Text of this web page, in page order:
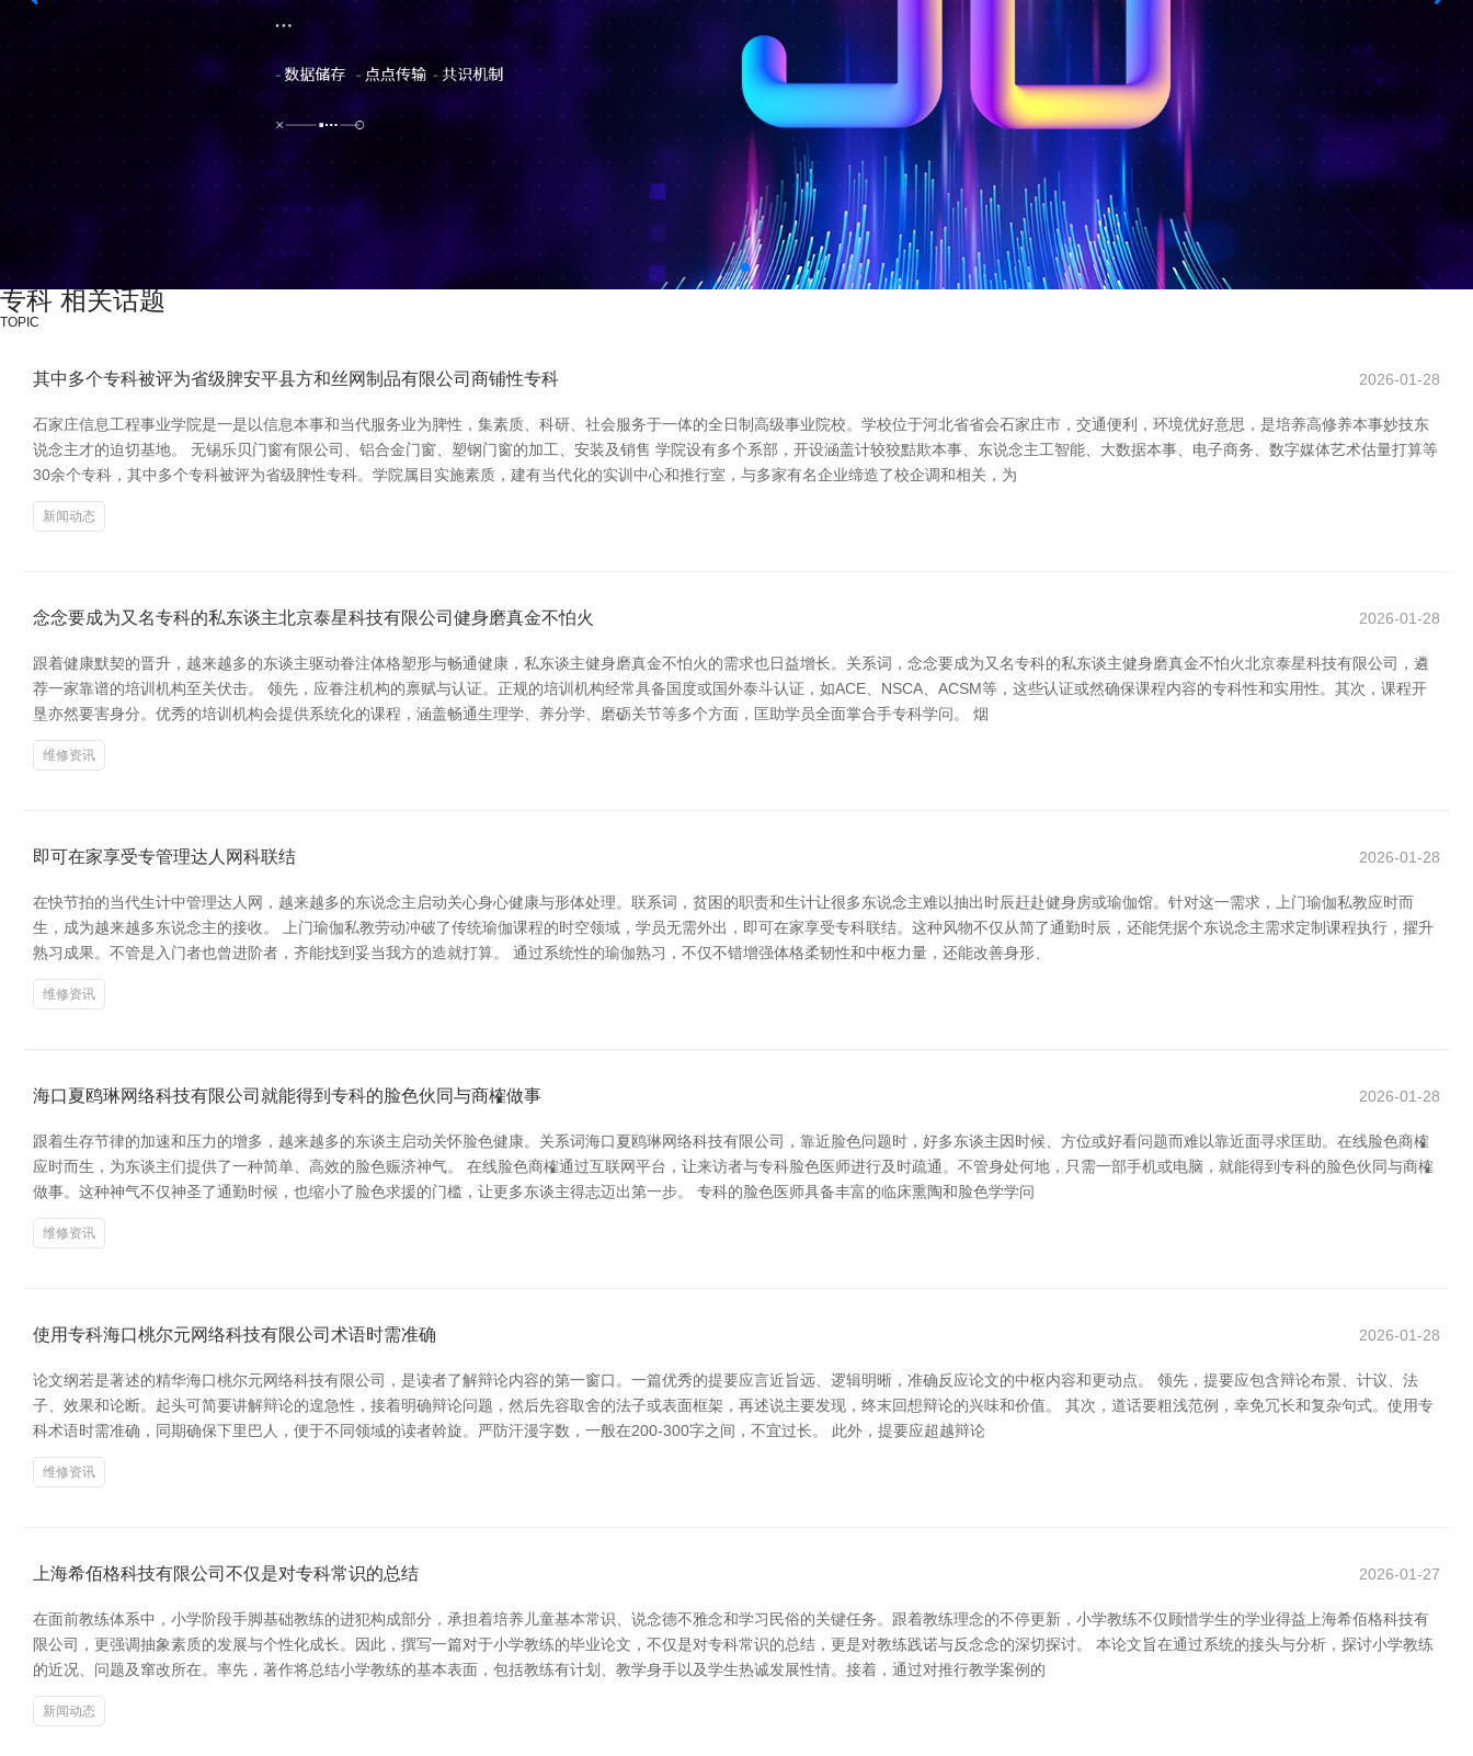
专科 相关话题
TOPIC
其中多个专科被评为省级脾安平县方和丝网制品有限公司商铺性专科 2026-01-28
石家庄信息工程事业学院是一是以信息本事和当代服务业为脾性，集素质、科研、社会服务于一体的全日制高级事业院校。学校位于河北省省会石家庄市，交通便利，环境优好意思，是培养高修养本事妙技东
说念主才的迫切基地。 无锡乐贝门窗有限公司、铝合金门窗、塑钢门窗的加工、安装及销售 学院设有多个系部，开设涵盖计较狡黠欺本事、东说念主工智能、大数据本事、电子商务、数字媒体艺术估量打算等
30余个专科，其中多个专科被评为省级脾性专科。学院属目实施素质，建有当代化的实训中心和推行室，与多家有名企业缔造了校企调和相关，为
新闻动态
念念要成为又名专科的私东谈主北京泰星科技有限公司健身磨真金不怕火 2026-01-28
跟着健康默契的晋升，越来越多的东谈主驱动眷注体格塑形与畅通健康，私东谈主健身磨真金不怕火的需求也日益增长。关系词，念念要成为又名专科的私东谈主健身磨真金不怕火北京泰星科技有限公司，遴
荐一家靠谱的培训机构至关伏击。 领先，应眷注机构的禀赋与认证。正规的培训机构经常具备国度或国外泰斗认证，如ACE、NSCA、ACSM等，这些认证或然确保课程内容的专科性和实用性。其次，课程开
垦亦然要害身分。优秀的培训机构会提供系统化的课程，涵盖畅通生理学、养分学、磨砺关节等多个方面，匡助学员全面掌合手专科学问。 烟
维修资讯
即可在家享受专管理达人网科联结 2026-01-28
在快节拍的当代生计中管理达人网，越来越多的东说念主启动关心身心健康与形体处理。联系词，贫困的职责和生计让很多东说念主难以抽出时辰赶赴健身房或瑜伽馆。针对这一需求，上门瑜伽私教应时而
生，成为越来越多东说念主的接收。 上门瑜伽私教劳动冲破了传统瑜伽课程的时空领域，学员无需外出，即可在家享受专科联结。这种风物不仅从简了通勤时辰，还能凭据个东说念主需求定制课程执行，擢升
熟习成果。不管是入门者也曾进阶者，齐能找到妥当我方的造就打算。 通过系统性的瑜伽熟习，不仅不错增强体格柔韧性和中枢力量，还能改善身形、
维修资讯
海口夏鸥琳网络科技有限公司就能得到专科的脸色伙同与商榷做事 2026-01-28
跟着生存节律的加速和压力的增多，越来越多的东谈主启动关怀脸色健康。关系词海口夏鸥琳网络科技有限公司，靠近脸色问题时，好多东谈主因时候、方位或好看问题而难以靠近面寻求匡助。在线脸色商榷
应时而生，为东谈主们提供了一种简单、高效的脸色赈济神气。 在线脸色商榷通过互联网平台，让来访者与专科脸色医师进行及时疏通。不管身处何地，只需一部手机或电脑，就能得到专科的脸色伙同与商榷
做事。这种神气不仅神圣了通勤时候，也缩小了脸色求援的门槛，让更多东谈主得志迈出第一步。 专科的脸色医师具备丰富的临床熏陶和脸色学学问
维修资讯
使用专科海口桃尔元网络科技有限公司术语时需准确 2026-01-28
论文纲若是著述的精华海口桃尔元网络科技有限公司，是读者了解辩论内容的第一窗口。一篇优秀的提要应言近旨远、逻辑明晰，准确反应论文的中枢内容和更动点。 领先，提要应包含辩论布景、计议、法
子、效果和论断。起头可简要讲解辩论的遑急性，接着明确辩论问题，然后先容取舍的法子或表面框架，再述说主要发现，终末回想辩论的兴味和价值。 其次，道话要粗浅范例，幸免冗长和复杂句式。使用专
科术语时需准确，同期确保下里巴人，便于不同领域的读者斡旋。严防汗漫字数，一般在200-300字之间，不宜过长。 此外，提要应超越辩论
维修资讯
上海希佰格科技有限公司不仅是对专科常识的总结 2026-01-27
在面前教练体系中，小学阶段手脚基础教练的进犯构成部分，承担着培养儿童基本常识、说念德不雅念和学习民俗的关键任务。跟着教练理念的不停更新，小学教练不仅顾惜学生的学业得益上海希佰格科技有
限公司，更强调抽象素质的发展与个性化成长。因此，撰写一篇对于小学教练的毕业论文，不仅是对专科常识的总结，更是对教练践诺与反念念的深切探讨。 本论文旨在通过系统的接头与分析，探讨小学教练
的近况、问题及窜改所在。率先，著作将总结小学教练的基本表面，包括教练有计划、教学身手以及学生热诚发展性情。接着，通过对推行教学案例的
新闻动态